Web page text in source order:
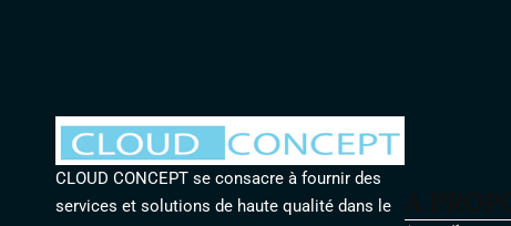
CLOUD CONCEPT se consacre à fournir des
services et solutions de haute qualité dans le